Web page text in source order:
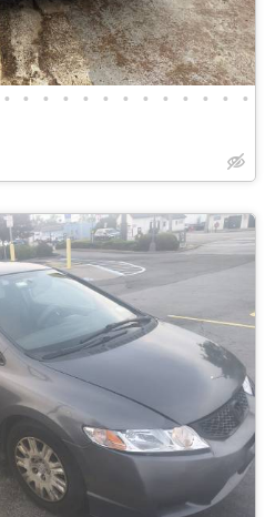
• • • • • • • • • • • • •